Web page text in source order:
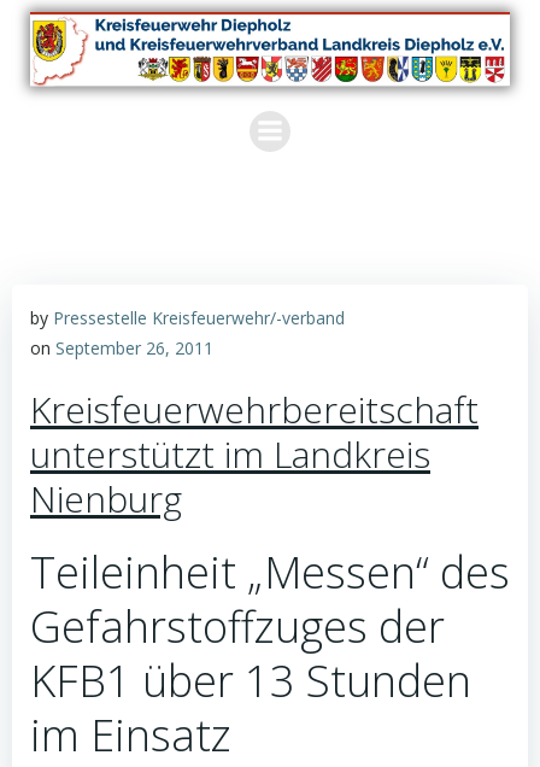
Zum
Inhalt
springen
by Pressestelle Kreisfeuerwehr/-verband
on September 26, 2011
Kreisfeuerwehrbereitschaft
unterstützt im Landkreis
Nienburg
Teileinheit „Messen“ des
Gefahrstoffzuges der
KFB1 über 13 Stunden
im Einsatz